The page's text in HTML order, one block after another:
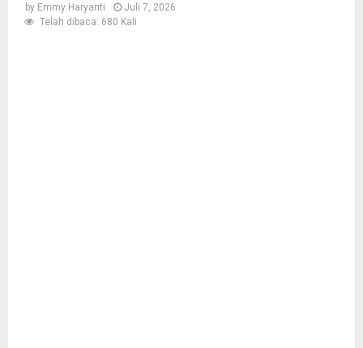
by Emmy Haryanti
Juli 7, 2026
Telah dibaca: 680 Kali